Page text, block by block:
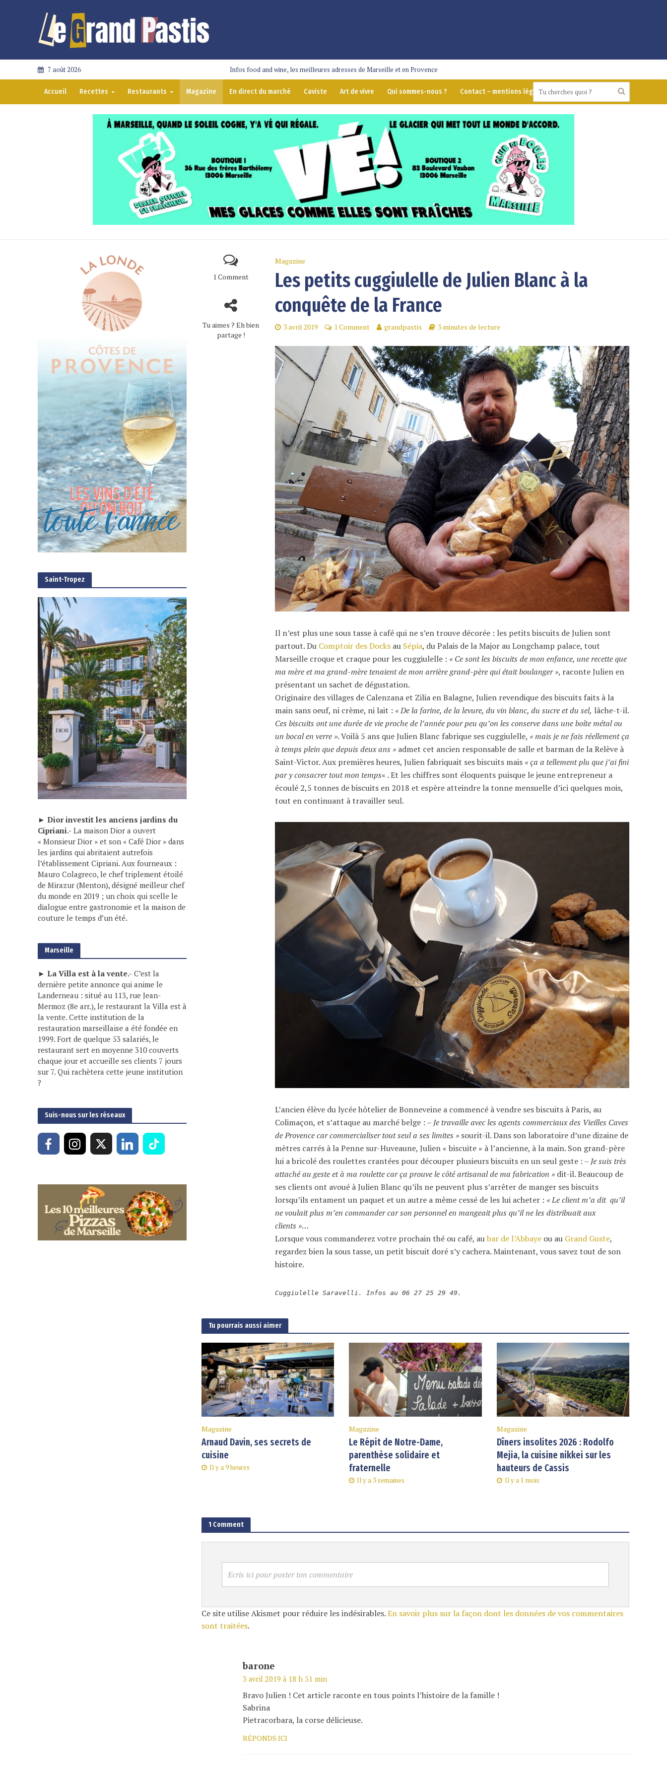
7 août 2026 Infos food and wine, les meilleures adresses de Marseille et en Provence
Accueil Recettes Restaurants Magazine En direct du marché Caviste Art de vivre Qui sommes-nous ? Contact – mentions légales
Saint-Tropez
► Dior investit les anciens jardins du
Cipriani.- La maison Dior a ouvert
« Monsieur Dior » et son « Café Dior » dans
les jardins qui abritaient autrefois
l’établissement Cipriani. Aux fourneaux :
Mauro Colagreco, le chef triplement étoilé
de Mirazur (Menton), désigné meilleur chef
du monde en 2019 ; un choix qui scelle le
dialogue entre gastronomie et la maison de
couture le temps d’un été.
Marseille
► La Villa est à la vente.- C’est la
dernière petite annonce qui anime le
Landerneau : situé au 113, rue Jean-
Mermoz (8e arr.), le restaurant la Villa est à
la vente. Cette institution de la
restauration marseillaise a été fondée en
1999. Fort de quelque 53 salariés, le
restaurant sert en moyenne 310 couverts
chaque jour et accueille ses clients 7 jours
sur 7. Qui rachètera cette jeune institution
?
Suis-nous sur les réseaux
1 Comment
Tu aimes ? Eh bien
partage !
Magazine
Les petits cuggiulelle de Julien Blanc à la
conquête de la France
3 avril 2019 1 Comment grandpastis 3 minutes de lecture
Il n’est plus une sous tasse à café qui ne s’en trouve décorée : les petits biscuits de Julien sont
partout. Du Comptoir des Docks au Sépia, du Palais de la Major au Longchamp palace, tout
Marseille croque et craque pour les cuggiulelle : « Ce sont les biscuits de mon enfance, une recette que
ma mère et ma grand-mère tenaient de mon arrière grand-père qui était boulanger », raconte Julien en
présentant un sachet de dégustation.
Originaire des villages de Calenzana et Zilia en Balagne, Julien revendique des biscuits faits à la
main sans oeuf, ni crème, ni lait : « De la farine, de la levure, du vin blanc, du sucre et du sel, lâche-t-il.
Ces biscuits ont une durée de vie proche de l’année pour peu qu’on les conserve dans une boîte métal ou
un bocal en verre ». Voilà 5 ans que Julien Blanc fabrique ses cuggiulelle, « mais je ne fais réellement ça
à temps plein que depuis deux ans » admet cet ancien responsable de salle et barman de la Relève à
Saint-Victor. Aux premières heures, Julien fabriquait ses biscuits mais « ça a tellement plu que j’ai fini
par y consacrer tout mon temps« . Et les chiffres sont éloquents puisque le jeune entrepreneur a
écoulé 2,5 tonnes de biscuits en 2018 et espère atteindre la tonne mensuelle d’ici quelques mois,
tout en continuant à travailler seul.
L’ancien élève du lycée hôtelier de Bonneveine a commencé à vendre ses biscuits à Paris, au
Colimaçon, et s’attaque au marché belge : – Je travaille avec les agents commerciaux des Vieilles Caves
de Provence car commercialiser tout seul a ses limites » sourit-il. Dans son laboratoire d’une dizaine de
mètres carrés à la Penne sur-Huveaune, Julien « biscuite » à l’ancienne, à la main. Son grand-père
lui a bricolé des roulettes crantées pour découper plusieurs biscuits en un seul geste : – Je suis très
attaché au geste et à ma roulette car ça prouve le côté artisanal de ma fabrication » dit-il. Beaucoup de
ses clients ont avoué à Julien Blanc qu’ils ne peuvent plus s’arrêter de manger ses biscuits
lorsqu’ils entament un paquet et un autre a même cessé de les lui acheter : « Le client m’a dit qu’il
ne voulait plus m’en commander car son personnel en mangeait plus qu’il ne les distribuait aux
clients »…
Lorsque vous commanderez votre prochain thé ou café, aubar de l’Abbaye ou au Grand Guste,
regardez bien la sous tasse, un petit biscuit doré s’y cachera. Maintenant, vous savez tout de son
histoire.
Cuggiulelle Saravelli. Infos au 06 27 25 29 49.
Tu pourrais aussi aimer
Magazine
Arnaud Davin, ses secrets de
cuisine
Il y a 9 heures
Magazine
Le Répit de Notre-Dame,
parenthèse solidaire et
fraternelle
Il y a 3 semaines
Magazine
Dîners insolites 2026 : Rodolfo
Mejia, la cuisine nikkei sur les
hauteurs de Cassis
Il y a 1 mois
1 Comment
Ecris ici pour poster ton commentaire
Ce site utilise Akismet pour réduire les indésirables.En savoir plus sur la façon dont les données de vos commentaires
sont traitées.
barone
3 avril 2019 à 18 h 51 min
Bravo Julien ! Cet article raconte en tous points l’histoire de la famille !
Sabrina
Pietracorbara, la corse délicieuse.
RÉPONDS ICI